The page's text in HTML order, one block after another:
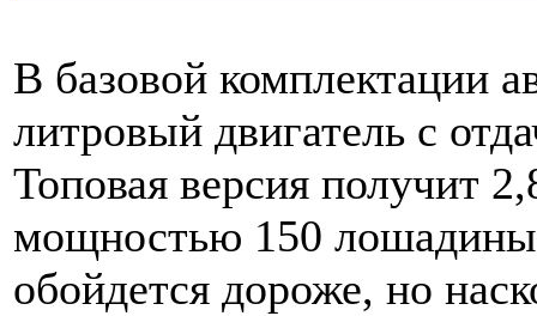
В базовой комплектации
литровый двигатель с
Топовая версия получит
мощностью 150
обойдется дороже, но